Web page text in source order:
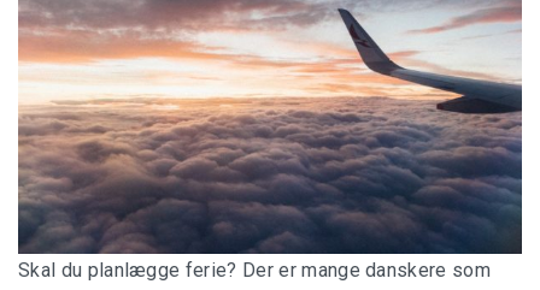
REJSER TIL TYRKIET
Skal du planlægge ferie? Der er mange danskere som